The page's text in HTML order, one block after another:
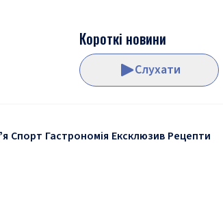
Короткі новини
Слухати
Спорт Гастрономія Ексклюзив Рецепти